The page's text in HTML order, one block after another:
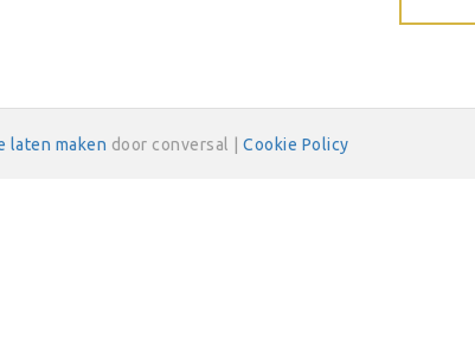
laten maken door conversal | Cookie Policy